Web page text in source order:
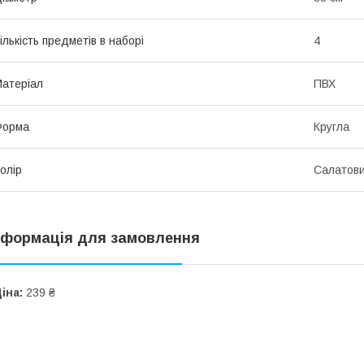
предметів в наборі 4
ПВХ
Кругла
для замовлення
239 ₴